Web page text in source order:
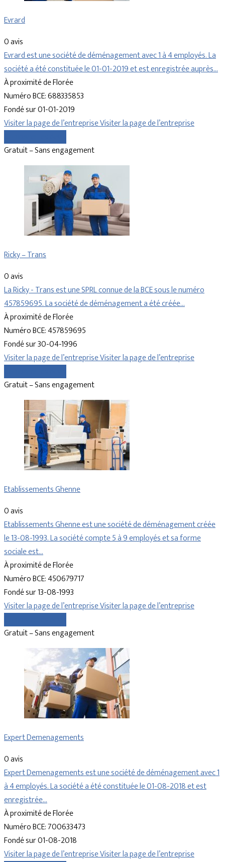
Evrard
0 avis
Evrard est une société de déménagement avec 1 à 4 employés. La
société a été constituée le 01-01-2019 et est enregistrée auprès…
À proximité de Florée
Numéro BCE: 688335853
Fondé sur 01-01-2019
Visiter la page de l’entrepriseVisiter la page de l’entreprise
Gratuit – Sans engagement
Ricky – Trans
0 avis
La Ricky - Trans est une SPRL connue de la BCE sous le numéro
457859695. La société de déménagement a été créée…
À proximité de Florée
Numéro BCE: 457859695
Fondé sur 30-04-1996
Visiter la page de l’entrepriseVisiter la page de l’entreprise
Gratuit – Sans engagement
Etablissements Ghenne
0 avis
Etablissements Ghenne est une société de déménagement créée
le 13-08-1993. La société compte 5 à 9 employés et sa forme
sociale est…
À proximité de Florée
Numéro BCE: 450679717
Fondé sur 13-08-1993
Visiter la page de l’entrepriseVisiter la page de l’entreprise
Gratuit – Sans engagement
Expert Demenagements
0 avis
Expert Demenagements est une société de déménagement avec 1
à 4 employés. La société a été constituée le 01-08-2018 et est
enregistrée…
À proximité de Florée
Numéro BCE: 700633473
Fondé sur 01-08-2018
Visiter la page de l’entrepriseVisiter la page de l’entreprise